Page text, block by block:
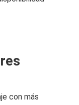
con más